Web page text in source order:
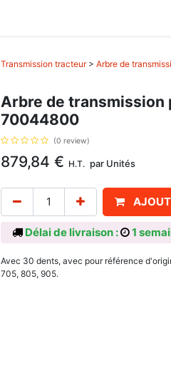
Transmission tracteur> Arbre de
Arbre de transmission
70044800
(0 review)
879,84 € H.T. par Unités
Délai de livraison : 1
Avec 30 dents, avec pour référence
705, 805, 905.